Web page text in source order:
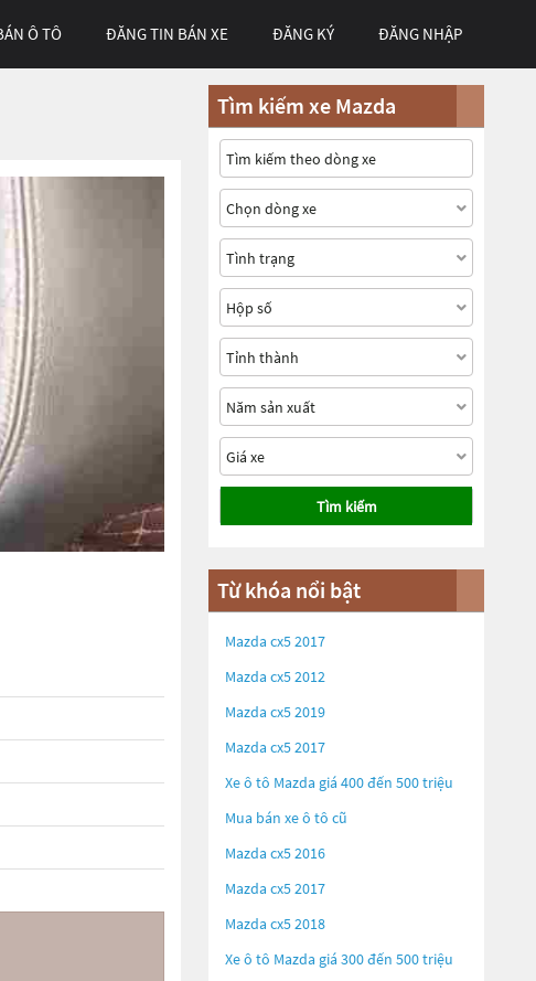
Ô TÔ ĐĂNG TIN BÁN XE ĐĂNG KÝ ĐĂNG NHẬP
Tìm kiếm xe Mazda
Tìm kiếm
Từ khóa nổi bật
Mazda cx5 2017
Mazda cx5 2012
Mazda cx5 2019
Mazda cx5 2017
Xe ô tô Mazda giá 400 đến 500 triệu
Mua bán xe ô tô cũ
Mazda cx5 2016
Mazda cx5 2017
Mazda cx5 2018
Xe ô tô Mazda giá 300 đến 500 triệu